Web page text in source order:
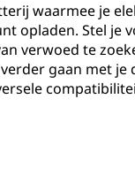
waarmee je
opladen. Stel je
verwoed te
gaan met je